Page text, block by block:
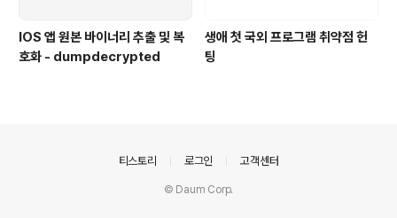
IOS 앱 원본 바이너리 추출 및 복
호화 - dumpdecrypted
생애 첫 국외 프로그램 취약점 헌
팅
티스토리 로그인 고객센터
© Daum Corp.